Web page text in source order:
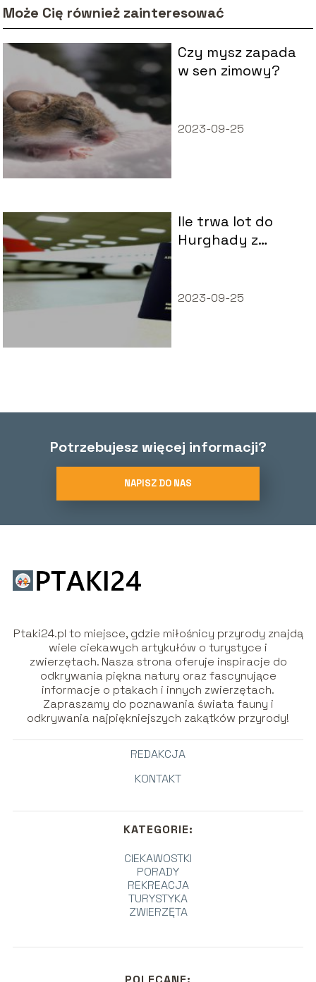
Może Cię również zainteresować
Czy mysz zapada
w sen zimowy?
2023-09-25
Ile trwa lot do
Hurghady z
2023-09-25
Potrzebujesz więcej informacji?
NAPISZ DO NAS
Ptaki24.pl to miejsce, gdzie miłośnicy przyrody znajdą
wiele ciekawych artykułów o turystyce i
zwierzętach. Nasza strona oferuje inspiracje do
odkrywania piękna natury oraz fascynujące
informacje o ptakach i innych zwierzętach.
Zapraszamy do poznawania świata fauny i
odkrywania najpiękniejszych zakątków przyrody!
REDAKCJA
KONTAKT
KATEGORIE:
CIEKAWOSTKI
PORADY
REKREACJA
TURYSTYKA
ZWIERZĘTA